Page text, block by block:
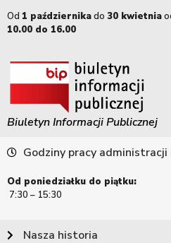
Od 1 październikado 30 kwietnia
10.00 do 16.00
Biuletyn Informacji Publicznej
Godziny pracy administracji
Od poniedziałku do piątku:
7:30 – 15:30
Nasza historia